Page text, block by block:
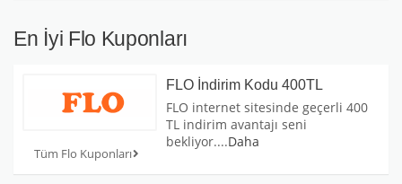
En İyi Flo Kuponları
Tüm Flo Kuponları
FLO İndirim Kodu 400TL
FLO internet sitesinde geçerli 400
TL indirim avantajı seni
bekliyor....Daha